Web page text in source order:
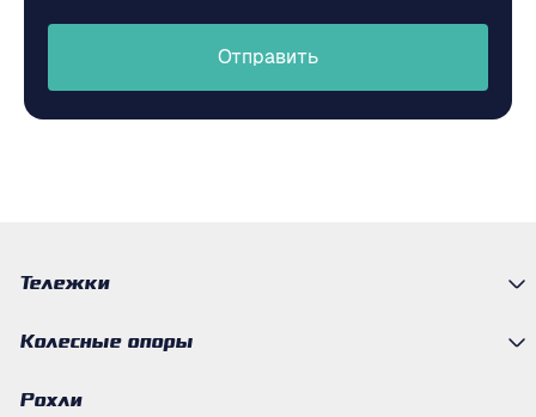
Отправить
Тележки
Колесные опоры
Рохли